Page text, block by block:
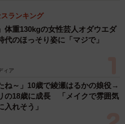
ランキング
体重130kgの女性芸人オダウエダ
のほっそり姿に「マジで」
ィア
ね～」10歳で綾瀬はるかの娘役→
の18歳に成長 「メイクで雰囲気
入れそう」